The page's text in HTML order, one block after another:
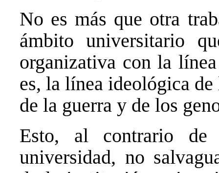
No es más que otra
ámbito universitario
organizativa con la
es, la línea ideológica
de la guerra y de los
Esto, al contrario
universidad, no